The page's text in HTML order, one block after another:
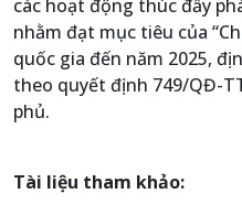
các hoạt động thúc đẩy
nhằm đạt mục tiêu của
quốc gia đến năm 2025,
theo quyết định 749/QĐ-
phủ.
Tài liệu tham khảo: